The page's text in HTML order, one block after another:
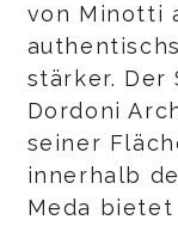
von Minotti
stärker. Der
Dordoni
seiner
innerhalb
Meda